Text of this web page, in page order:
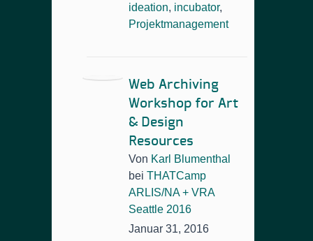
ideation, incubator,
Projektmanagement
Web Archiving
Workshop for Art
& Design
Resources
Von Karl Blumenthal
bei THATCamp
ARLIS/NA + VRA
Seattle 2016
Januar 31, 2016